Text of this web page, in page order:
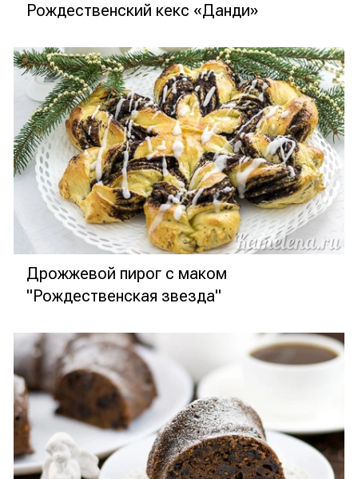
Рождественский кекс «Данди»
Дрожжевой пирог с маком
"Рождественская звезда"